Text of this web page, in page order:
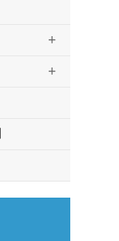
+
+